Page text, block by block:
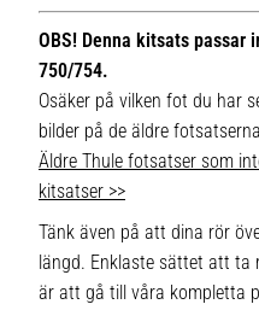
OBS! Denna kitsats passar
750/754.
Osäker på vilken fot du har
bilder på de äldre
Äldre Thule fotsatser som
kitsatser >>
Tänk även på att dina rör
längd. Enklaste sättet att ta
är att gå till våra kompletta